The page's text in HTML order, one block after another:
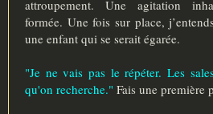
attroupement. Une agitation
formée. Une fois sur place,
une enfant qui se serait égarée.
"Je ne vais pas le répéter. Les
qu'on recherche." Fais une première